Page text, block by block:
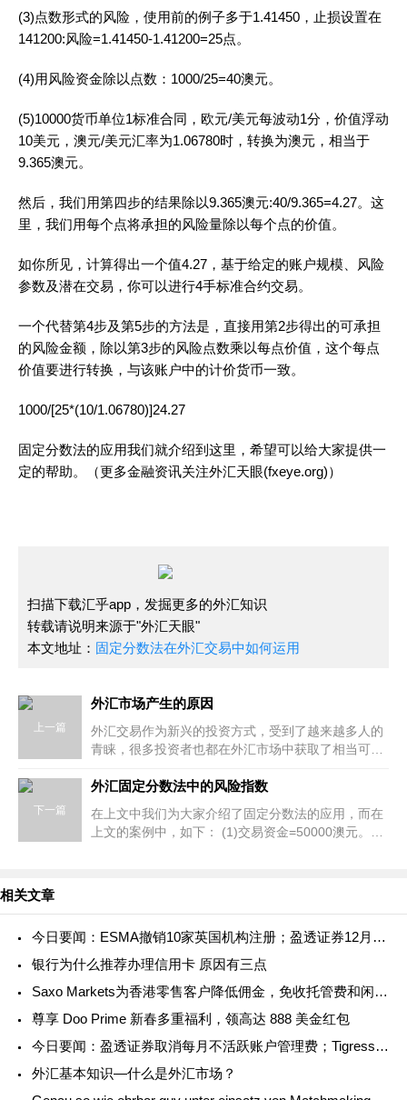
(3)点数形式的风险，使用前的例子多于1.41450，止损设置在
141200:风险=1.41450-1.41200=25点。
(4)用风险资金除以点数：1000/25=40澳元。
(5)10000货币单位1标准合同，欧元/美元每波动1分，价值浮动
10美元，澳元/美元汇率为1.06780时，转换为澳元，相当于
9.365澳元。
然后，我们用第四步的结果除以9.365澳元:40/9.365=4.27。这
里，我们用每个点将承担的风险量除以每个点的价值。
如你所见，计算得出一个值4.27，基于给定的账户规模、风险
参数及潜在交易，你可以进行4手标准合约交易。
一个代替第4步及第5步的方法是，直接用第2步得出的可承担
的风险金额，除以第3步的风险点数乘以每点价值，这个每点
价值要进行转换，与该账户中的计价货币一致。
1000/[25*(10/1.06780)]24.27
固定分数法的应用我们就介绍到这里，希望可以给大家提供一
定的帮助。（更多金融资讯关注外汇天眼(fxeye.org)）
扫描下载汇乎app，发掘更多的外汇知识
转载请说明来源于"外汇天眼"
本文地址： 固定分数法在外汇交易中如何运用
上一篇
外汇市场产生的原因
外汇交易作为新兴的投资方式，受到了越来越多人的
青睐，很多投资者也都在外汇市场中获取了相当可观
还有很多投资者都不甚了解，下面
下一篇
外汇固定分数法中的风险指数
在上文中我们为大家介绍了固定分数法的应用，而在
上文的案例中，如下： (1)交易资金=50000澳元。
相关文章
今日要闻：ESMA撤销10家英国机构注册；盈透证券12月交易数据；LPL Financials被FINRA罚款650万美元... ...
银行为什么推荐办理信用卡 原因有三点
Saxo Markets为香港零售客户降低佣金，免收托管费和闲置费
尊享 Doo Prime 新春多重福利，领高达 888 美金红包
今日要闻：盈透证券取消每月不活跃账户管理费；Tigress Financial Partners成为纽交所会员，StoneX表示祝贺；扩大加密产品范围！Swissquote新增Polkadot供客户交
外汇基本知识—什么是外汇市场？